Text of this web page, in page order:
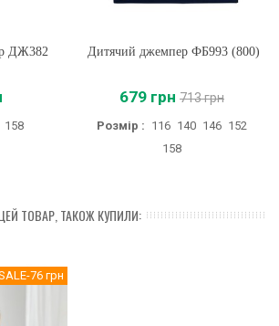
ДЖ382
158
Дитячий джемпер ФБ993 (800)
679 грн 713 грн
Розмір : 116 140 146 152
158
ТОВАР, ТАКОЖ КУПИЛИ:
-76 грн